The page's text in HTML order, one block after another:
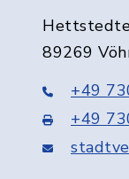
89269
+49
+49